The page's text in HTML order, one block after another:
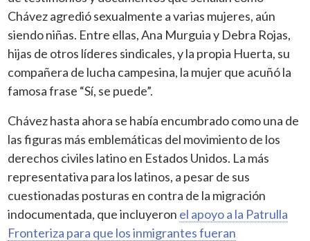
Chávez agredió sexualmente a varias mujeres, aún
siendo niñas. Entre ellas, Ana Murguia y Debra Rojas,
hijas de otros líderes sindicales, y la propia Huerta, su
compañera de lucha campesina, la mujer que acuñó la
famosa frase “Sí, se puede”.
Chávez hasta ahora se había encumbrado como una de
las figuras más emblemáticas del movimiento de los
derechos civiles latino en Estados Unidos. La más
representativa para los latinos, a pesar de sus
cuestionadas posturas en contra de la migración
indocumentada, que incluyeron el apoyo a la Patrulla
Fronteriza para que los inmigrantes fueran